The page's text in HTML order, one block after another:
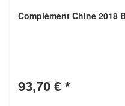
Complément Chine 2018
93,70 € *